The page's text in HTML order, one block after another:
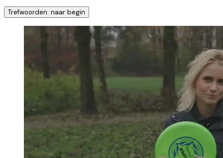
Trefwoorden: naar begin